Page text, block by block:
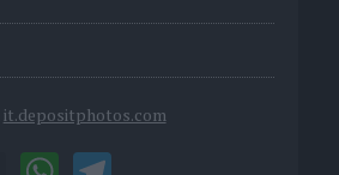
it.depositphotos.com